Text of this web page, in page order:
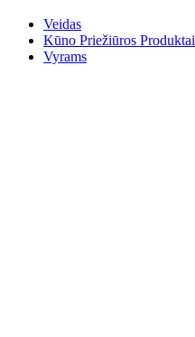
Veidas
Kūno Priežiūros Produktai
Vyrams